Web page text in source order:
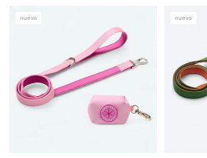
nuevo nuevo